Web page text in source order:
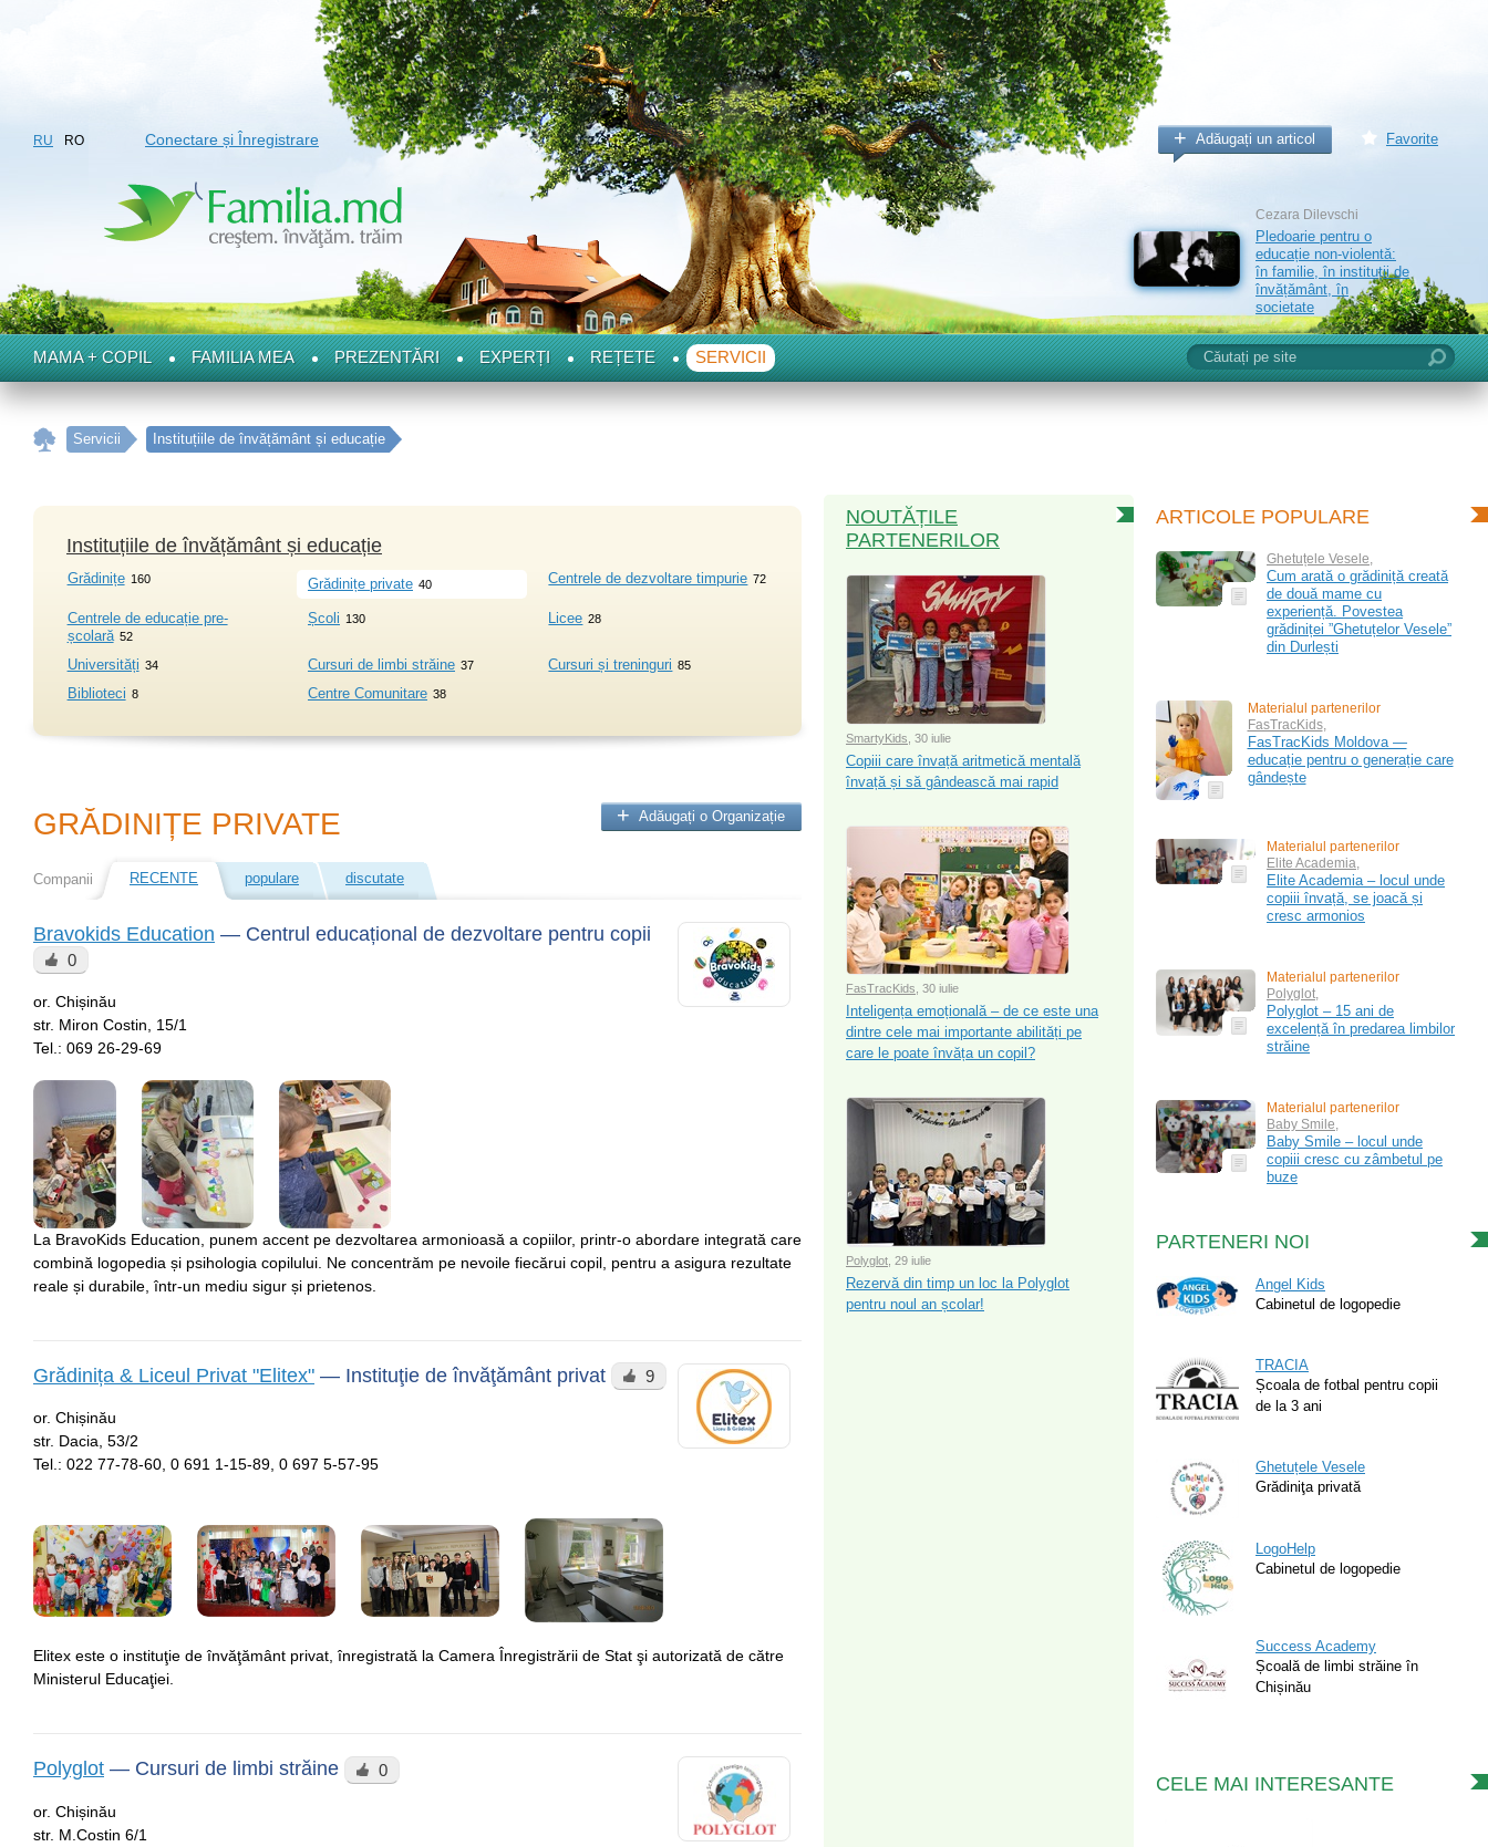
RU RO Conectare și Înregistrare Adăugați un articol Favorite
Cezara Dilevschi
Pledoarie pentru o
educație non-violentă:
în familie, în instituții de
învățământ, în
societate
MAMA + COPIL FAMILIA MEA PREZENTĂRI EXPERȚI REȚETE SERVICII
Servicii Instituțiile de învățământ și educație
Instituțiile de învățământ și educație
Grădinițe 160 Grădinițe private 40 Centrele de dezvoltare timpurie 72
Centrele de educație pre-
școlară 52
Școli 130 Licee 28
Universități 34 Cursuri de limbi străine 37 Cursuri și treninguri 85
Biblioteci 8 Centre Comunitare 38
Adăugați o Organizație
GRĂDINIȚE PRIVATE
Companii RECENTE populare discutate
Bravokids Education — Centrul educațional de dezvoltare pentru copii
0
or. Chișinău
str. Miron Costin, 15/1
Tel.: 069 26-29-69
La BravoKids Education, punem accent pe dezvoltarea armonioasă a copiilor, printr-o abordare integrată care
combină logopedia și psihologia copilului. Ne concentrăm pe nevoile fiecărui copil, pentru a asigura rezultate
reale și durabile, într-un mediu sigur și prietenos.
Grădinița & Liceul Privat "Elitex" — Instituţie de învăţământ privat 9
or. Chișinău
str. Dacia, 53/2
Tel.: 022 77-78-60, 0 691 1-15-89, 0 697 5-57-95
Elitex este o instituţie de învăţământ privat, înregistrată la Camera Înregistrării de Stat şi autorizată de către
Ministerul Educaţiei.
Polyglot — Cursuri de limbi străine 0
or. Chișinău
str. M.Costin 6/1
NOUTĂȚILE
PARTENERILOR
SmartyKids , 30 iulie
Copiii care învață aritmetică mentală
învață și să gândească mai rapid
FasTracKids , 30 iulie
Inteligența emoțională – de ce este una
dintre cele mai importante abilități pe
care le poate învăța un copil?
Polyglot , 29 iulie
Rezervă din timp un loc la Polyglot
pentru noul an școlar!
ARTICOLE POPULARE
Ghetuțele Vesele,
Cum arată o grădiniță creată
de două mame cu
experiență. Povestea
grădiniței ”Ghetuțelor Vesele”
din Durlești
Materialul partenerilor
FasTracKids,
FasTracKids Moldova —
educație pentru o generație care
gândește
Materialul partenerilor
Elite Academia,
Elite Academia – locul unde
copiii învață, se joacă și
cresc armonios
Materialul partenerilor
Polyglot,
Polyglot – 15 ani de
excelență în predarea limbilor
străine
Materialul partenerilor
Baby Smile,
Baby Smile – locul unde
copiii cresc cu zâmbetul pe
buze
PARTENERI NOI
Angel Kids
Cabinetul de logopedie
TRACIA
Școala de fotbal pentru copii
de la 3 ani
Ghetuțele Vesele
Grădiniţa privată
LogoHelp
Cabinetul de logopedie
Success Academy
Școală de limbi străine în
Chișinău
CELE MAI INTERESANTE